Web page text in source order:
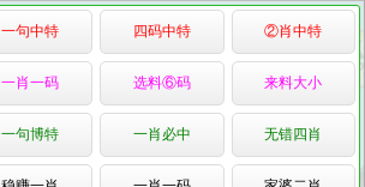
一句中特 四码中特 ②肖中特
一肖一码 选料⑥码 来料大小
一句博特 一肖必中 无错四肖